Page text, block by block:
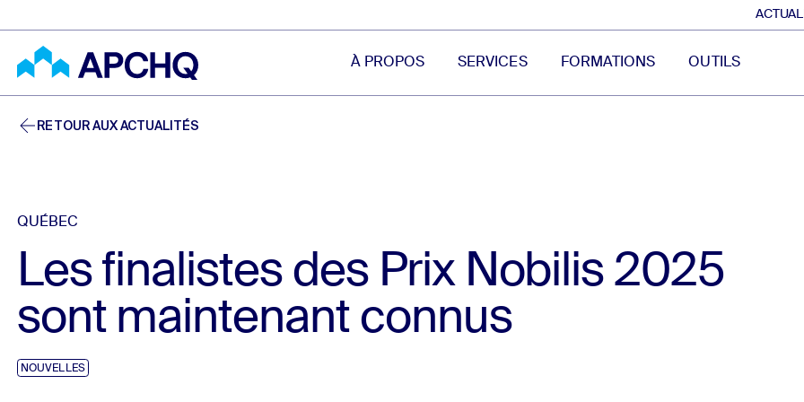
À PROPOS SERVICES FORMATIONS OUTILS
RETOUR AUX ACTUALITÉS
QUÉBEC
Les finalistes des Prix Nobilis 2025
sont maintenant connus
NOUVELLES